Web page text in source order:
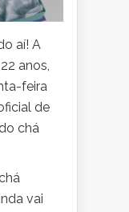
aí! A
anos,
feira
de
chá
vai